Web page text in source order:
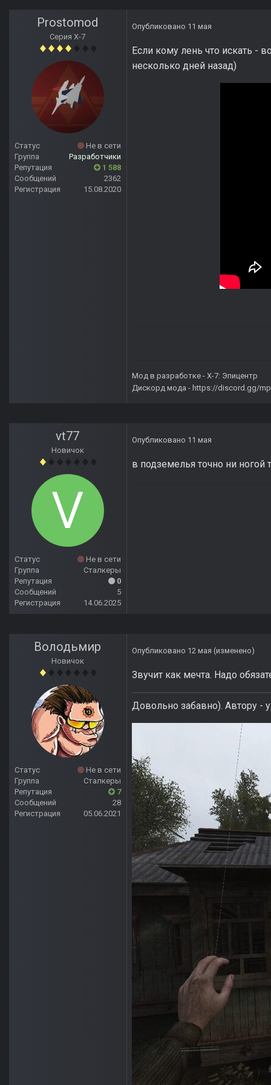
Prostomod
Серия Х-7
Статус
Не в сети
Группа
Разработчики
Репутация
1 588
Сообщений
2362
Регистрация
15.08.2020
Опубликовано 11 мая
Если кому лень что искать -
несколько дней назад)
Мод в разработке - X-7: Эпицентр
Дискорд мода - https://discord.gg/
vt77
Новичок
Статус
Не в сети
Группа
Сталкеры
Репутация
0
Сообщений
5
Регистрация
14.06.2025
Опубликовано 11 мая
в подземелья точно ни
Володьмир
Новичок
Статус
Не в сети
Группа
Сталкеры
Репутация
7
Сообщений
28
Регистрация
05.06.2021
Опубликовано 12 мая (изменено)
Звучит как мечта. Надо
Довольно забавно). Автору -